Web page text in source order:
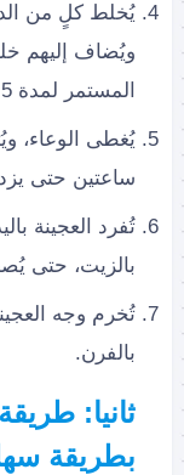
يُخلط كلٍ من
ويُضاف إليهم
المستمر لمدة 5 دقائق حتى تتماسك المكونات.
يُغطى الوعاء،
ساعتين حتى
تُفرد العجينة
بالزيت، حتى
تُخرم وجه
بالفرن.
ثانيا:
بطريقة